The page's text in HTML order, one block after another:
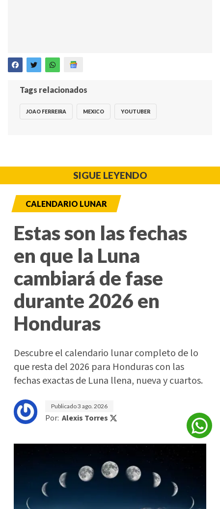
Tags relacionados
JOAO FERREIRA MEXICO YOUTUBER
SIGUE LEYENDO
CALENDARIO LUNAR
Estas son las fechas
en que la Luna
cambiará de fase
durante 2026 en
Honduras
Descubre el calendario lunar completo de lo
que resta del 2026 para Honduras con las
fechas exactas de Luna llena, nueva y cuartos.
Publicado3 ago. 2026
Por: Alexis Torres